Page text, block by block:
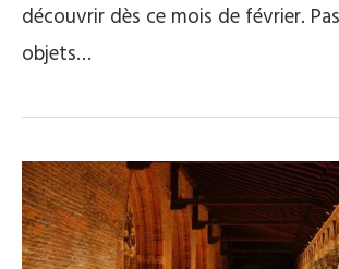
découvrir dès ce mois de février.
objets…